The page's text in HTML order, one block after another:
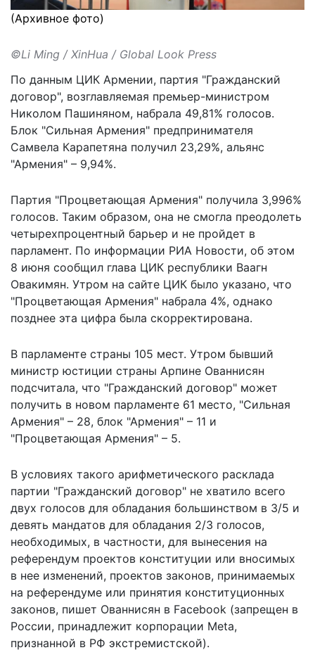
(Архивное фото)
©Li Ming / XinHua / Global Look Press
По данным ЦИК Армении, партия "Гражданский
договор", возглавляемая премьер-министром
Николом Пашиняном, набрала 49,81% голосов.
Блок "Сильная Армения" предпринимателя
Самвела Карапетяна получил 23,29%, альянс
"Армения" – 9,94%.
Партия "Процветающая Армения" получила 3,996%
голосов. Таким образом, она не смогла преодолеть
четырехпроцентный барьер и не пройдет в
парламент. По информации РИА Новости, об этом
8 июня сообщил глава ЦИК республики Ваагн
Овакимян. Утром на сайте ЦИК было указано, что
"Процветающая Армения" набрала 4%, однако
позднее эта цифра была скорректирована.
В парламенте страны 105 мест. Утром бывший
министр юстиции страны Арпине Ованнисян
подсчитала, что "Гражданский договор" может
получить в новом парламенте 61 место, "Сильная
Армения" – 28, блок "Армения" – 11 и
"Процветающая Армения" – 5.
В условиях такого арифметического расклада
партии "Гражданский договор" не хватило всего
двух голосов для обладания большинством в 3/5 и
девять мандатов для обладания 2/3 голосов,
необходимых, в частности, для вынесения на
референдум проектов конституции или вносимых
в нее изменений, проектов законов, принимаемых
на референдуме или принятия конституционных
законов, пишет Ованнисян в Facebook (запрещен в
России, принадлежит корпорации Meta,
признанной в РФ экстремистской).